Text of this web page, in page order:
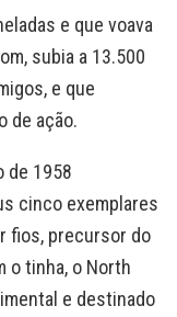
e que voava
subia a 13.500
e que
de ação.
de 1958
cinco exemplares
fios, precursor do
o tinha, o North
e destinado